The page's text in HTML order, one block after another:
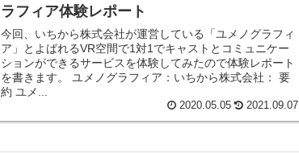
ラフィア体験レポート
今回、いちから株式会社が運営している「ユメノグラフィ
ア」とよばれるVR空間で1対1でキャストとコミュニケー
ションができるサービスを体験してみたので体験レポート
を書きます。 ユメノグラフィア：いちから株式会社： 要
約 ユメ...
2020.05.05 2021.09.07